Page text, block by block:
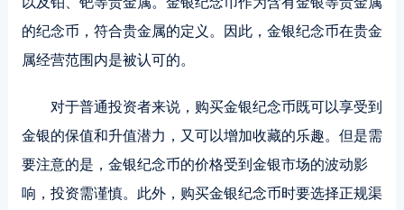
的纪念币，符合贵金属的定义。因此，金银纪念币在贵金
属经营范围内是被认可的。
对于普通投资者来说，购买金银纪念币既可以享受到
金银的保值和升值潜力，又可以增加收藏的乐趣。但是需
要注意的是，金银纪念币的价格受到金银市场的波动影
响，投资需谨慎。此外，购买金银纪念币时要选择正规渠